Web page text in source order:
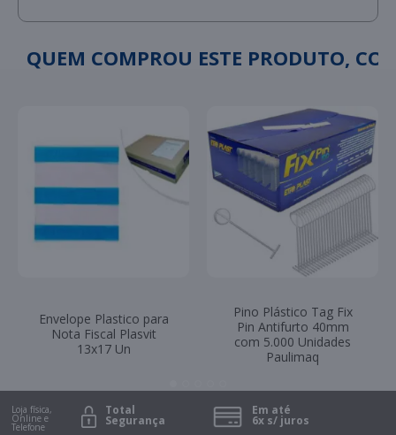
QUEM COMPROU ESTE PRODUTO,
Envelope Plastico para
Nota Fiscal Plasvit
13x17 Un
Pino Plástico Tag Fix
Pin Antifurto 40mm
com 5.000 Unidades
Paulimaq
Loja física,
Online e
Telefone
Total
Segurança
Em até
6x s/ juros